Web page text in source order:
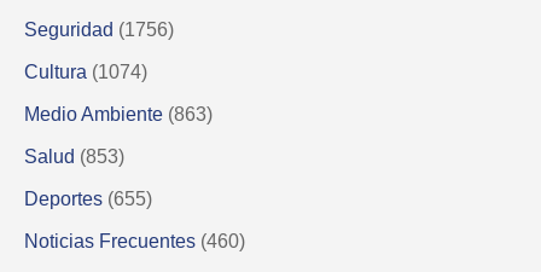
Seguridad (1756)
Cultura (1074)
Medio Ambiente (863)
Salud (853)
Deportes (655)
Noticias Frecuentes (460)